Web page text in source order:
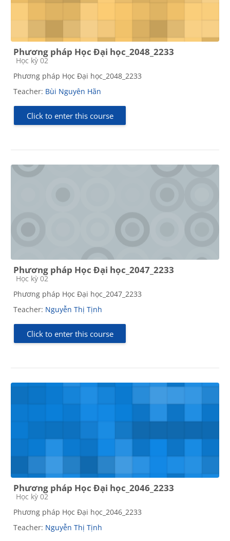
Phương pháp Học Đại học_2048_2233
Course category
Học kỳ 02
Phương pháp Học Đại học_2048_2233
Teacher: Bùi Nguyên Hãn
Click to enter this course
Phương pháp Học Đại học_2047_2233
Course category
Học kỳ 02
Phương pháp Học Đại học_2047_2233
Teacher: Nguyễn Thị Tịnh
Click to enter this course
Phương pháp Học Đại học_2046_2233
Course category
Học kỳ 02
Phương pháp Học Đại học_2046_2233
Teacher: Nguyễn Thị Tịnh